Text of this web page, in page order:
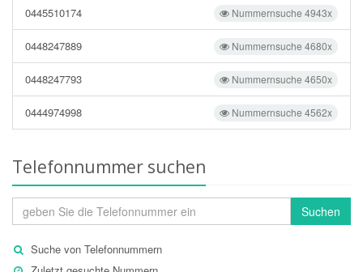
Nummernsuche 4943x
0445510174
Nummernsuche 4680x
0448247889
Nummernsuche 4650x
0448247793
Nummernsuche 4562x
0444974998
Telefonnummer suchen
Suchen
Suche von Telefonnummern